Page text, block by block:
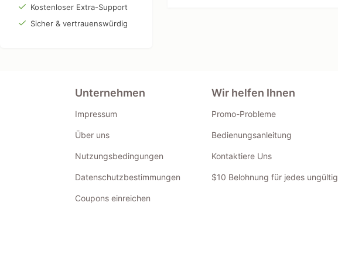
Kostenloser Extra-Support
Sicher & vertrauenswürdig
Unternehmen
Impressum
Über uns
Nutzungsbedingungen
Datenschutzbestimmungen
Coupons einreichen
Wir helfen Ihnen
Promo-Probleme
Bedienungsanleitung
Kontaktiere Uns
$10 Belohnung für jedes